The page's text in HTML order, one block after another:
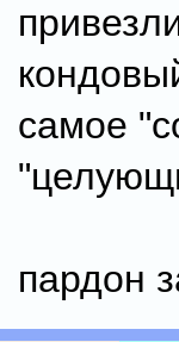
самое
пардон